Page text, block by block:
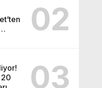
02
03